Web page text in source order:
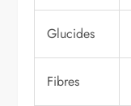
Glucides
Fibres